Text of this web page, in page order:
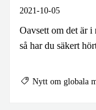
2021-10-05
Oavsett om det är i
så har du säkert
Nytt om globala